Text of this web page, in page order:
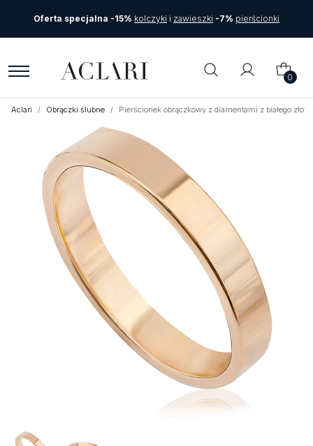
Oferta specjalna -15% kolczyki i zawieszki -7% pierścionki
0
Aclari Obrączki ślubne Pierścionek obrączkowy z diamentami z białego